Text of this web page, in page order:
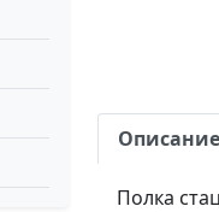
Описание
Полка